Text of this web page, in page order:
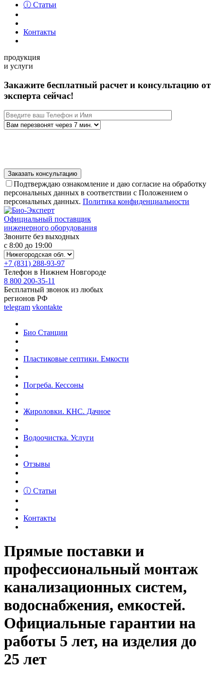
ⓘ Статьи
Контакты
продукция
и услуги
Закажите бесплатный расчет и консультацию от
эксперта сейчас!
Подтверждаю ознакомление и даю согласие на обработку
персональных данных в соответствии с Положением о
персональных данных. Политика конфиденциальности
Официальный поставщик
инженерного оборудования
Звоните без выходных
с 8:00 до 19:00
+7 (831) 288-93-97
Телефон в Нижнем Новгороде
8 800 200-35-11
Бесплатный звонок из любых
регионов РФ
telegram vkontakte
Био Станции
Пластиковые септики. Емкости
Погреба. Кессоны
Жироловки. КНС. Дачное
Водоочистка. Услуги
Отзывы
ⓘ Статьи
Контакты
Прямые поставки и
профессиональный монтаж
канализационных систем,
водоснабжения, емкостей.
Официальные гарантии на
работы 5 лет, на изделия до
25 лет